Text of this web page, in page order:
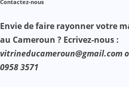
Contactez-nous
Envie de faire rayonner votre
au Cameroun ? Ecrivez-nous :
vitrineducameroun@gmail.com
0958 3571